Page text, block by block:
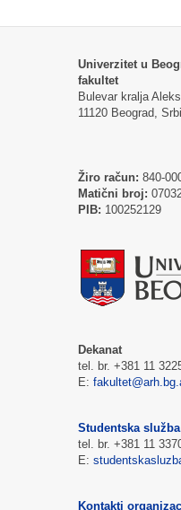
Univerzitet u
fakultet
Bulevar kralja
11120 Beograd,
Žiro račun: 840-
Matični broj:
PIB: 100252129
Dekanat
tel. br. +381 11
E:
Studentska služba
tel. br. +381 11
E:
Kontakti